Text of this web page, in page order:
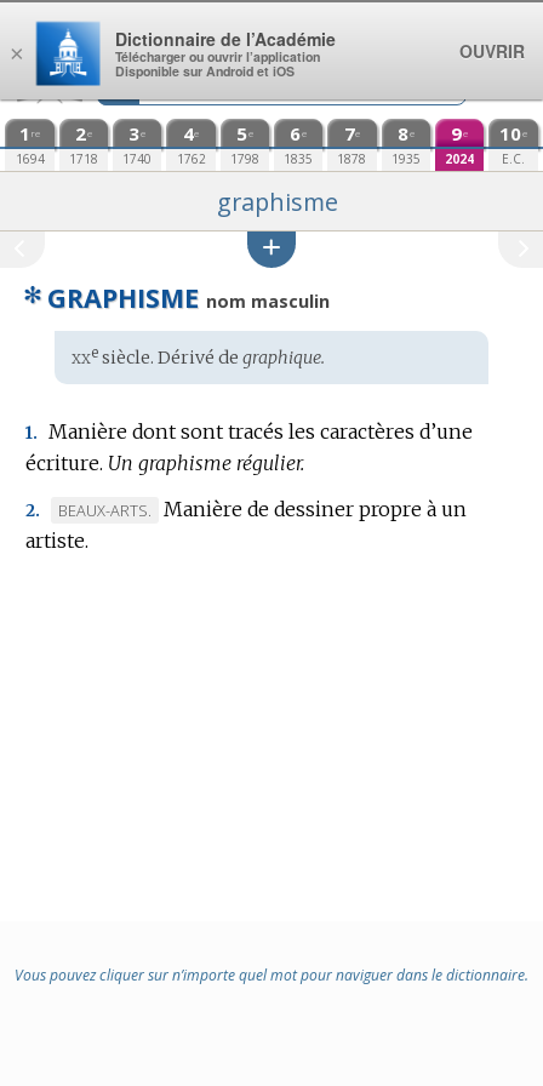
Aller au contenu
1 re
1694
2e
1718
3e
1740
4e
1762
5e
1798
6e
1835
7e
1878
8e
1935
9e
2024
10e
E.C.
graphisme
✻ GRAPHISME nom masculin
Étymologie
:
xxesiècle. Dérivé de graphique.
1.
Manière dont sont tracés les caractères d’une
écriture. Un graphisme régulier.
2.
MARQUE
DE
BEAUX-ARTS.
Manière de dessiner propre à un
artiste.
Vous pouvez cliquer sur n’importe quel mot pour naviguer dans le dictionnaire.
×
Dictionnaire de l’Académie
Télécharger ou ouvrir l’application
Disponible sur Android et iOS
OUVRIR